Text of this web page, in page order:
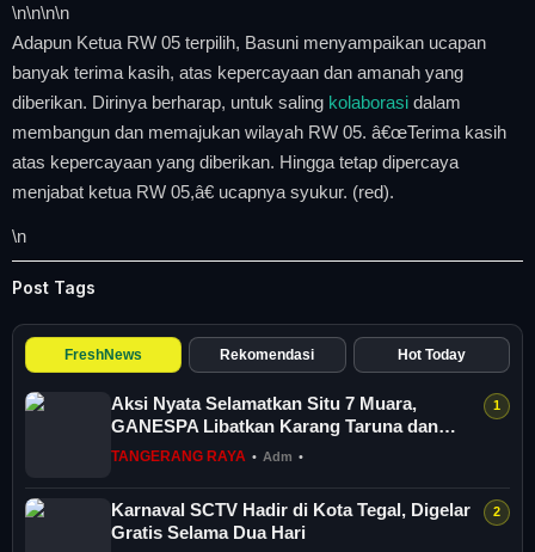
\n\n\n\n
Adapun Ketua RW 05 terpilih, Basuni menyampaikan ucapan
banyak terima kasih, atas kepercayaan dan amanah yang
diberikan. Dirinya berharap, untuk saling kolaborasi dalam
membangun dan memajukan wilayah RW 05. â€œTerima kasih
atas kepercayaan yang diberikan. Hingga tetap dipercaya
menjabat ketua RW 05,â€ ucapnya syukur. (red).
\n
Post Tags
FreshNews Rekomendasi Hot Today
Aksi Nyata Selamatkan Situ 7 Muara,
GANESPA Libatkan Karang Taruna dan
Komunitas
TANGERANG RAYA • Adm •
Karnaval SCTV Hadir di Kota Tegal, Digelar
Gratis Selama Dua Hari